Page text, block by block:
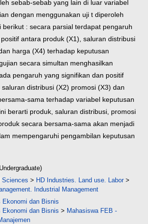
sebab-sebab yang lain di luar variabel
dengan menggunakan uji t diperoleh
berikut : secara parsial terdapat pengaruh
antara produk (X1), saluran distribusi
harga (X4) terhadap keputusan
secara simultan menghasilkan
pengaruh yang signifikan dan positif
distribusi (X2) promosi (X3) dan
sama terhadap variabel keputusan
berarti produk, saluran distribusi, promosi
secara bersama-sama akan menjadi
mempengaruhi pengambilan keputusan
Sciences > HD Industries. Land use. Labor>
Industrial Management
Ekonomi dan Bisnis
Ekonomi dan Bisnis > Mahasiswa FEB -